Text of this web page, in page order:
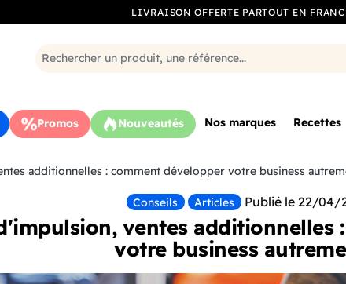
LIVRAISON OFFERTE PARTOUT EN
Promos Nouveautés Nos marques Recettes
additionnelles : comment développer votre business
Conseils Articles Publié le 22/04/
ventes additionnelles
votre business